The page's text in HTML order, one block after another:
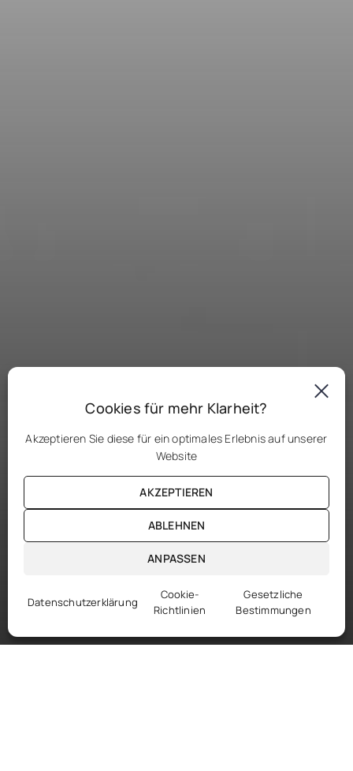
Cookies für mehr Klarheit?
Akzeptieren Sie diese für ein optimales Erlebnis auf unserer
Website
AKZEPTIEREN
ABLEHNEN
ANPASSEN
Datenschutzerklärung
Cookie-
Richtlinien
Gesetzliche
Bestimmungen